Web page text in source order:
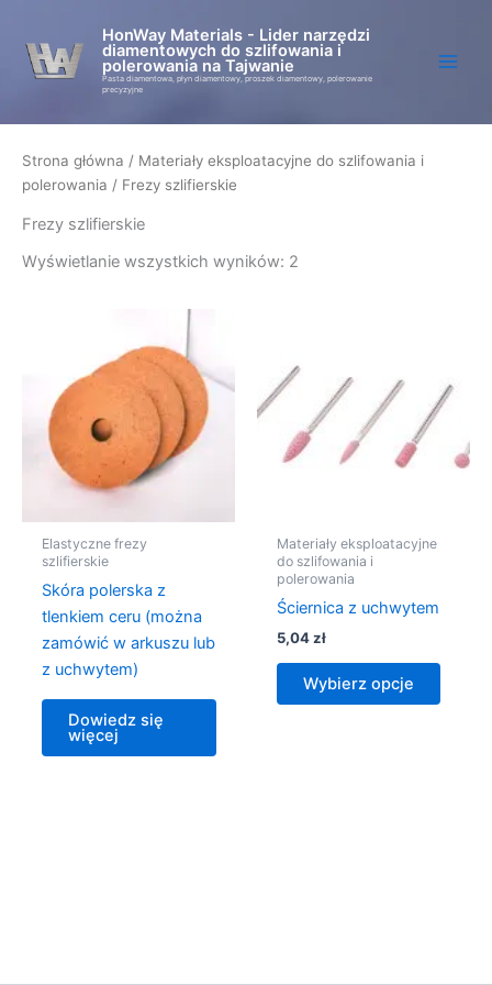
treści
HonWay Materials - Lider narzędzi
diamentowych do szlifowania i
polerowania na Tajwanie
Pasta diamentowa, płyn diamentowy, proszek diamentowy, polerowanie
precyzyjne
Strona główna / Materiały eksploatacyjne do szlifowania i
polerowania / Frezy szlifierskie
Frezy szlifierskie
Wyświetlanie wszystkich wyników: 2
Elastyczne frezy
szlifierskie
Skóra polerska z
tlenkiem ceru (można
zamówić w arkuszu lub
z uchwytem)
Dowiedz się
więcej
Materiały eksploatacyjne
do szlifowania i
polerowania
Ściernica z uchwytem
5,04zł
Wybierz opcje
wiele
Opcje